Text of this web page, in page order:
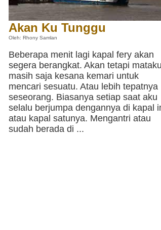
Akan Ku Tunggu
Oleh: Rhony Samlan
Beberapa menit lagi kapal fery akan
segera berangkat. Akan tetapi mataku
masih saja kesana kemari untuk
mencari sesuatu. Atau lebih tepatnya
seseorang. Biasanya setiap saat aku
selalu berjumpa dengannya di kapal
atau kapal satunya. Mengantri atau
sudah berada di ...